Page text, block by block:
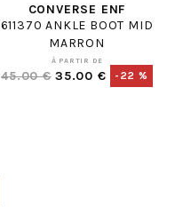
CONVERSE ENF
611370 ANKLE BOOT MID
MARRON
À PARTIR DE
45.00 € 35.00 € -22 %